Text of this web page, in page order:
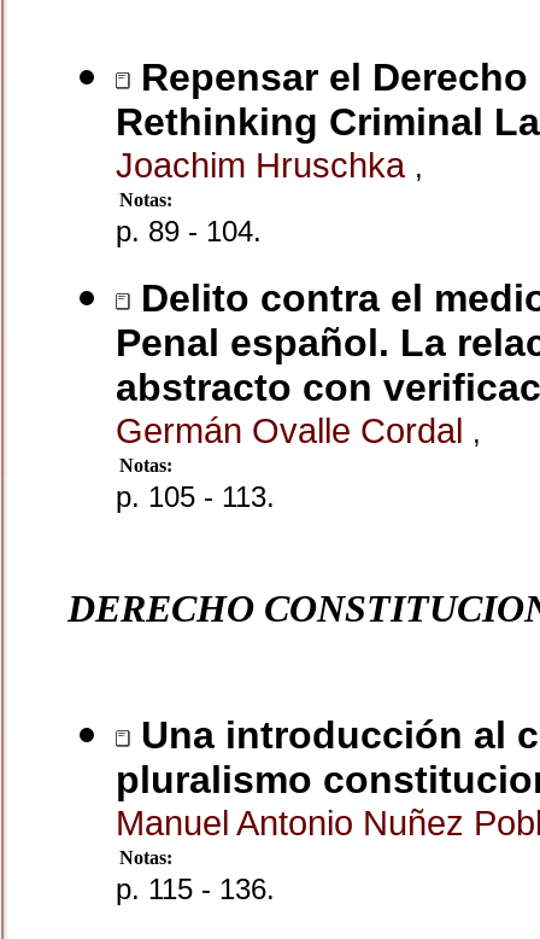
Repensar el
Rethinking Criminal
Joachim Hruschka ,
Notas:
p. 89 - 104.
Delito contra el
Penal español. La
abstracto con
Germán Ovalle Cordal ,
Notas:
p. 105 - 113.
DERECHO
Una introducción al
pluralismo
Manuel Antonio Nuñez
Notas:
p. 115 - 136.